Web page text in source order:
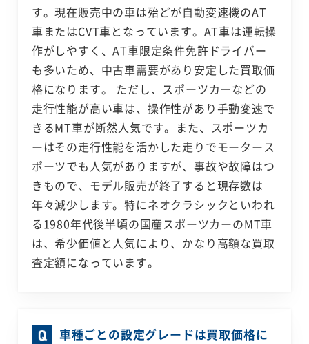
す。現在販売中の車は殆どが自動変速機のAT
車またはCVT車となっています。AT車は運転操
作がしやすく、AT車限定条件免許ドライバー
も多いため、中古車需要があり安定した買取価
格になります。 ただし、スポーツカーなどの
走行性能が高い車は、操作性があり手動変速で
きるMT車が断然人気です。また、スポーツカ
ーはその走行性能を活かした走りでモータース
ポーツでも人気がありますが、事故や故障はつ
きもので、モデル販売が終了すると現存数は
年々減少します。特にネオクラシックといわれ
る1980年代後半頃の国産スポーツカーのMT車
は、希少価値と人気により、かなり高額な買取
査定額になっています。
車種ごとの設定グレードは買取価格に